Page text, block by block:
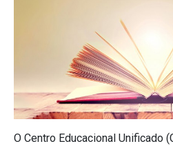
O Centro Educacional Unificado